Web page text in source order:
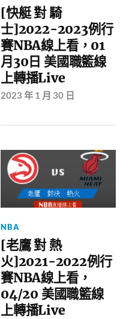
[快艇 對 騎
士]2022-2023例行
賽NBA線上看，01
月30日 美國職籃線
上轉播Live
2023 年 1 月 30 日
NBA
[老鷹 對 熱
火]2021-2022例行
賽NBA線上看，
04/20 美國職籃線
上轉播Live